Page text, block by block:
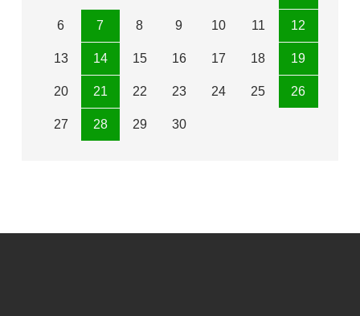
6 7 8 9 10 11 12
13 14 15 16 17 18 19
20 21 22 23 24 25 26
27 28 29 30